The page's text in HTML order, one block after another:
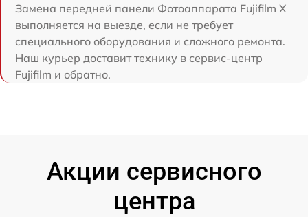
Замена передней панели Фотоаппарата Fujifilm X
выполняется на выезде, если не требует
специального оборудования и сложного ремонта.
Наш курьер доставит технику в сервис-центр
Fujifilm и обратно.
Акции сервисного
центра